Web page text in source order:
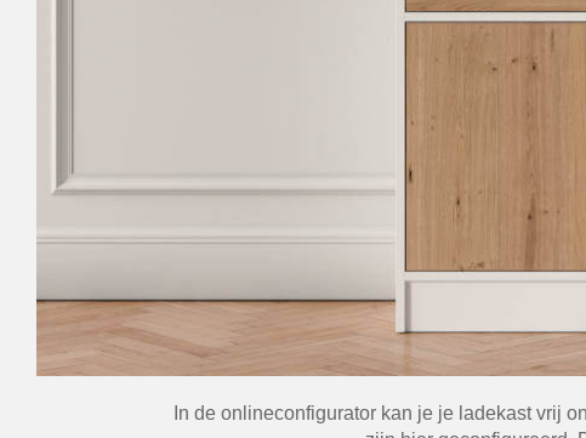
In de onlineconfigurator kan je je ladekast vrij